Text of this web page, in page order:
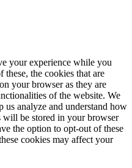
your experience while you
the cookies that are
your browser as they are
of the website. We
us analyze and understand how
will be stored in your browser
the option to opt-out of these
cookies may affect your